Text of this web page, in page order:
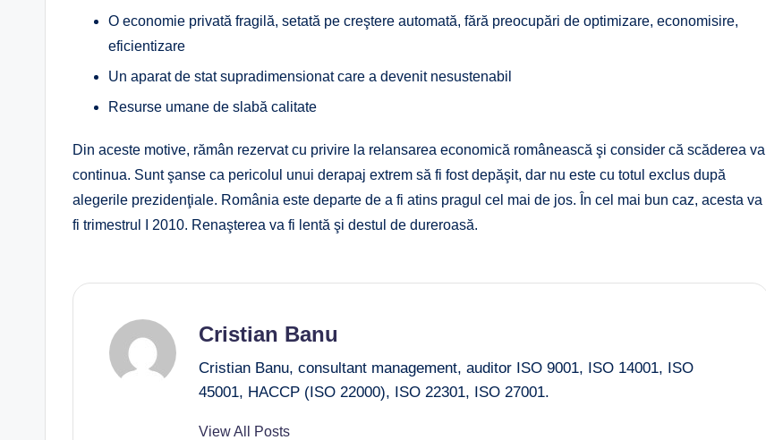
O economie privată fragilă, setată pe creştere automată, fără preocupări de optimizare, economisire,
eficientizare
Un aparat de stat supradimensionat care a devenit nesustenabil
Resurse umane de slabă calitate
Din aceste motive, rămân rezervat cu privire la relansarea economică românească şi consider că scăderea va
continua. Sunt şanse ca pericolul unui derapaj extrem să fi fost depăşit, dar nu este cu totul exclus după
alegerile prezidenţiale. România este departe de a fi atins pragul cel mai de jos. În cel mai bun caz, acesta va
fi trimestrul I 2010. Renaşterea va fi lentă şi destul de dureroasă.
Cristian Banu
Cristian Banu, consultant management, auditor ISO 9001, ISO 14001, ISO
45001, HACCP (ISO 22000), ISO 22301, ISO 27001.
View All Posts